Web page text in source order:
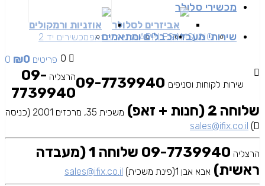
אביזרים לסלולר אוזניות ורמקולים
מכשירי סלולר
SAMSUNG
APPLEמכשירים זאפמכשירים יד 2 שירותי מעבדהכבלים ומתאמים
0 0 פריטים ₪0
שירות לקוחות וסניפים
הרצליה 09-
7739940
שלוחה 2 (חנות + זאפ)
משכית 35, מרכזים 2001 (כניסה
D)
sales@ifix.co.il
הרצליה
09-7739940 שלוחה 1 (מעבדה
ראשית) אבא אבן 1(פינת משכית) sales@ifix.co.il